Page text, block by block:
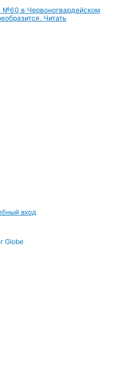
№60 в Червоногвардейском
Читать
вход
Globe